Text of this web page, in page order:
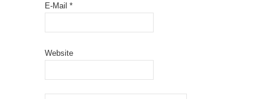
E-Mail *
Website